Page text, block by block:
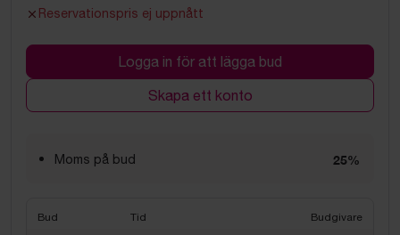
Reservationspris ej uppnått
Logga in för att lägga bud
Skapa ett konto
Moms på bud 25%
Bud Tid Budgivare